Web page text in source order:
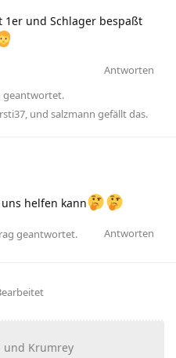
1er und Schlager bespaßt
Antworten
geantwortet.
, und salzmann gefällt das.
helfen kann
Antworten
geantwortet.
und Krumrey